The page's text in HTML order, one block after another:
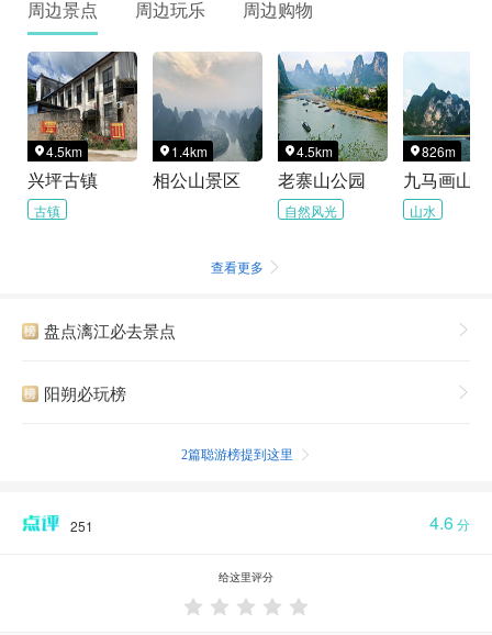
周边景点 周边玩乐 周边购物
4.5km
兴坪古镇
古镇
 1.4km
相公山景区
4.5km
老寨山公园
自然风光
826m
九马画山
山水
查看更多 
盘点漓江必去景点 
阳朔必玩榜 
2篇聪游榜提到这里 
251 4.6分
给这里评分
    